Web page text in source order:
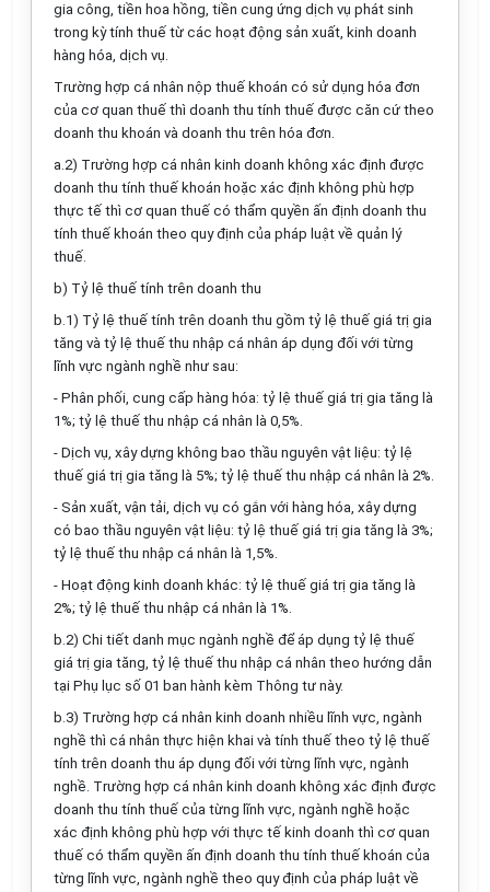
gia công, tiền hoa hồng, tiền cung ứng dịch vụ phát sinh
trong kỳ tính thuế từ các hoạt động sản xuất, kinh doanh
hàng hóa, dịch vụ.
Trường hợp cá nhân nộp thuế khoán có sử dụng hóa đơn
của cơ quan thuế thì doanh thu tính thuế được căn cứ theo
doanh thu khoán và doanh thu trên hóa đơn.
a.2) Trường hợp cá nhân kinh doanh không xác định được
doanh thu tính thuế khoán hoặc xác định không phù hợp
thực tế thì cơ quan thuế có thẩm quyền ấn định doanh thu
tính thuế khoán theo quy định của pháp luật về quản lý
thuế.
b) Tỷ lệ thuế tính trên doanh thu
b.1) Tỷ lệ thuế tính trên doanh thu gồm tỷ lệ thuế giá trị gia
tăng và tỷ lệ thuế thu nhập cá nhân áp dụng đối với từng
lĩnh vực ngành nghề như sau:
- Phân phối, cung cấp hàng hóa: tỷ lệ thuế giá trị gia tăng là
1%; tỷ lệ thuế thu nhập cá nhân là 0,5%.
- Dịch vụ, xây dựng không bao thầu nguyên vật liệu: tỷ lệ
thuế giá trị gia tăng là 5%; tỷ lệ thuế thu nhập cá nhân là 2%.
- Sản xuất, vận tải, dịch vụ có gắn với hàng hóa, xây dựng
có bao thầu nguyên vật liệu: tỷ lệ thuế giá trị gia tăng là 3%;
tỷ lệ thuế thu nhập cá nhân là 1,5%.
- Hoạt động kinh doanh khác: tỷ lệ thuế giá trị gia tăng là
2%; tỷ lệ thuế thu nhập cá nhân là 1%.
b.2) Chi tiết danh mục ngành nghề để áp dụng tỷ lệ thuế
giá trị gia tăng, tỷ lệ thuế thu nhập cá nhân theo hướng dẫn
tại Phụ lục số 01 ban hành kèm Thông tư này.
b.3) Trường hợp cá nhân kinh doanh nhiều lĩnh vực, ngành
nghề thì cá nhân thực hiện khai và tính thuế theo tỷ lệ thuế
tính trên doanh thu áp dụng đối với từng lĩnh vực, ngành
nghề. Trường hợp cá nhân kinh doanh không xác định được
doanh thu tính thuế của từng lĩnh vực, ngành nghề hoặc
xác định không phù hợp với thực tế kinh doanh thì cơ quan
thuế có thẩm quyền ấn định doanh thu tính thuế khoán của
từng lĩnh vực, ngành nghề theo quy định của pháp luật về